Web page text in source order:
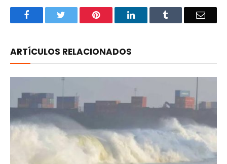
Facebook Pinterest LinkedIn Email
ARTÍCULOS RELACIONADOS